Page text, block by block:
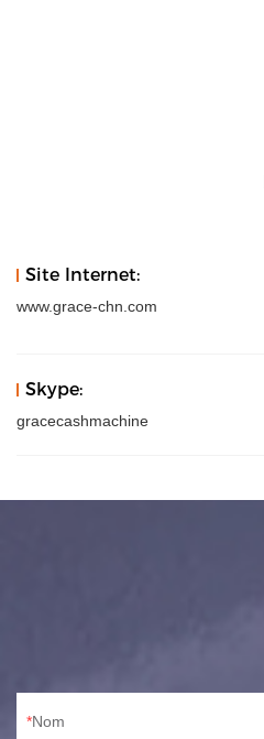
Site Internet:
www.grace-chn.com
Skype:
gracecashmachine
Nom